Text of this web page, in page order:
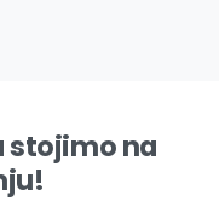
stojimo na